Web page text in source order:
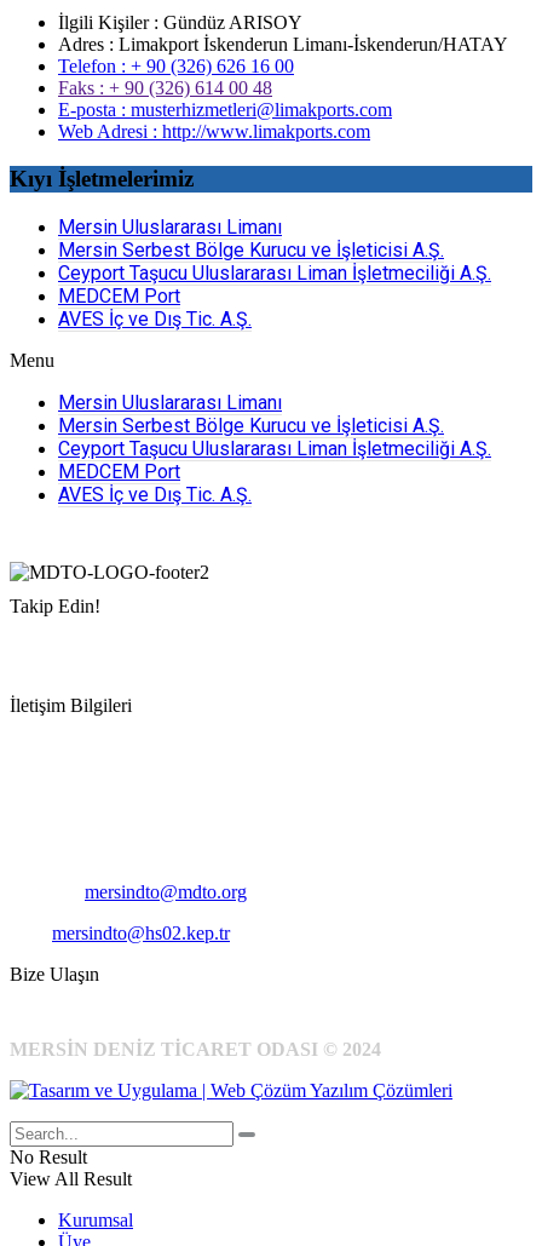
İlgili Kişiler : Gündüz ARISOY
Adres : Limakport İskenderun Limanı-İskenderun/HATAY
Telefon : + 90 (326) 626 16 00
Faks : + 90 (326) 614 00 48
E-posta : musterhizmetleri@limakports.com
Web Adresi : http://www.limakports.com
Kıyı İşletmelerimiz
Mersin Uluslararası Limanı
Mersin Serbest Bölge Kurucu ve İşleticisi A.Ş.
Ceyport Taşucu Uluslararası Liman İşletmeciliği A.Ş.
MEDCEM Port
AVES İç ve Dış Tic. A.Ş.
Menu
Mersin Uluslararası Limanı
Mersin Serbest Bölge Kurucu ve İşleticisi A.Ş.
Ceyport Taşucu Uluslararası Liman İşletmeciliği A.Ş.
MEDCEM Port
AVES İç ve Dış Tic. A.Ş.
Takip Edin!
İletişim Bilgileri
mersindto@mdto.org
mersindto@hs02.kep.tr
Bize Ulaşın
MERSİN DENİZ TİCARET ODASI © 2024
No Result
View All Result
Kurumsal
Üye